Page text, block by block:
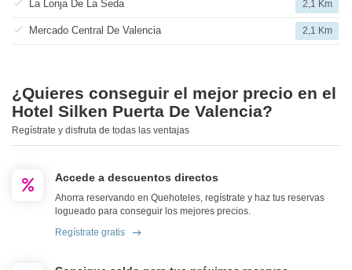
La Lonja De La Seda 2,1 Km
Mercado Central De Valencia 2,1 Km
¿Quieres conseguir el mejor precio en el
Hotel Silken Puerta De Valencia?
Regístrate y disfruta de todas las ventajas
Accede a descuentos directos
Ahorra reservando en Quehoteles, regístrate y haz tus reservas
logueado para conseguir los mejores precios.
Regístrate gratis